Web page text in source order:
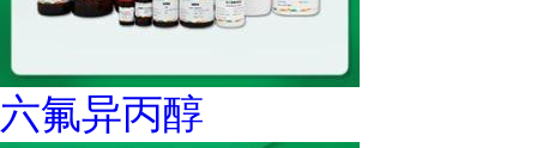
六氟异丙醇